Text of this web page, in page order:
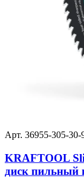
Арт. 36955-305-30-
KRAFTOOL
диск пильный